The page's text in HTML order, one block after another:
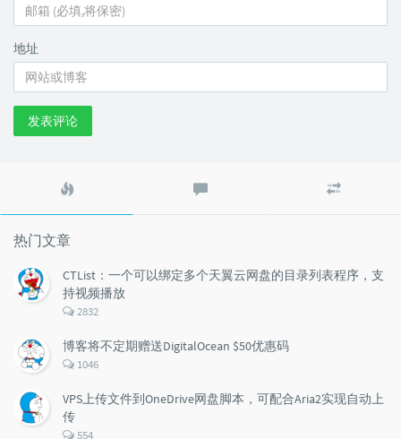
地址
发表评论
文
评
文
热门文章
CTList：一个可以绑定多个天翼云网盘的目录列表程序，支
持视频播放
评
数：
2832
博客将不定期赠送DigitalOcean $50优惠码
评
数：
1046
VPS上传文件到OneDrive网盘脚本，可配合Aria2实现自动上
传
评
554